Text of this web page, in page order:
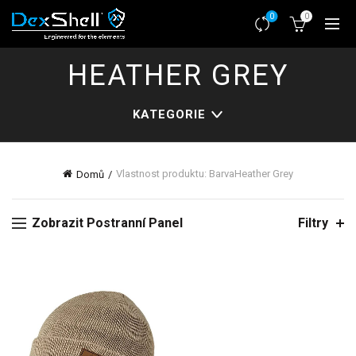
0 0
HEATHER GREY
KATEGORIE
Domů Vlastnost produktu: BarvaHeather Grey
Zobrazit Postranní Panel Filtry